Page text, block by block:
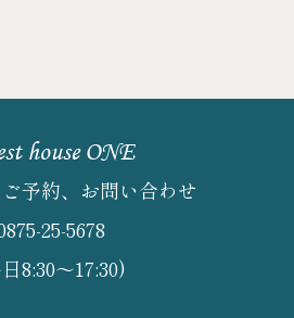
house ONE
予約、お問い合わせ
25-5678
8:30～17:30)